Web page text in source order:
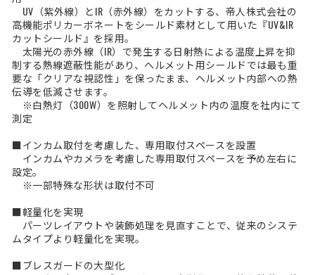
UV（紫外線）とIR（赤外線）をカットする、帝人株式会社の
高機能ポリカーボネートをシールド素材として用いた『UV&IR
カットシールド』を採用。
太陽光の赤外線（IR）で発生する日射熱による温度上昇を抑
制する熱線遮蔽性能があり、ヘルメット用シールドでは最も重
要な「クリアな視認性」を保ったまま、ヘルメット内部への熱
伝導を低減させます。
※白熱灯（300W）を照射してヘルメット内の温度を社内にて
測定
■インカム取付を考慮した、専用取付スペースを設置
インカムやカメラを考慮した専用取付スペースを予め左右に
設定。
※一部特殊な形状は取付不可
■軽量化を実現
パーツレイアウトや装飾処理を見直すことで、従来のシステ
ムタイプより軽量化を実現。
■ブレスガードの大型化